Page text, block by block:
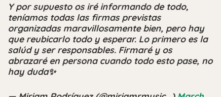
Y por supuesto os iré informando de todo,
teníamos todas las firmas previstas
organizadas maravillosamente bien, pero hay
que reubicarlo todo y esperar. Lo primero es la
salúd y ser responsables. Firmaré y os
abrazaré en persona cuando todo esto pase, no
hay duda✨